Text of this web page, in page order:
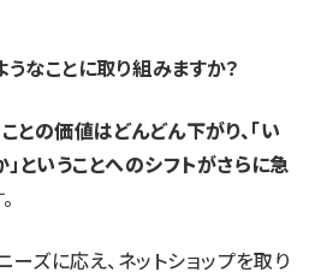
うなことに取り組みますか？
との価値はどんどん下がり、「い
ということへのシフトがさらに急
ーズに応え、ネットショップを取り